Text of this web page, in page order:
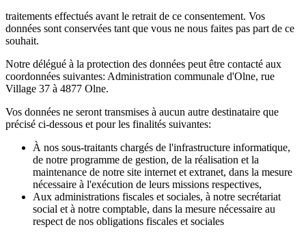
traitements effectués avant le retrait de ce consentement. Vos
données sont conservées tant que vous ne nous faites pas part de ce
souhait.
Notre délégué à la protection des données peut être contacté aux
coordonnées suivantes: Administration communale d'Olne, rue
Village 37 à 4877 Olne.
Vos données ne seront transmises à aucun autre destinataire que
précisé ci-dessous et pour les finalités suivantes:
À nos sous-traitants chargés de l'infrastructure informatique,
de notre programme de gestion, de la réalisation et la
maintenance de notre site internet et extranet, dans la mesure
nécessaire à l'exécution de leurs missions respectives,
Aux administrations fiscales et sociales, à notre secrétariat
social et à notre comptable, dans la mesure nécessaire au
respect de nos obligations fiscales et sociales